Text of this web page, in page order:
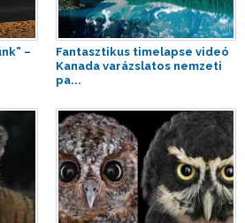
–
Fantasztikus timelapse videó
Kanada varázslatos nemzeti
pa...